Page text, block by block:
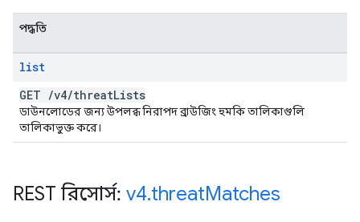
পদ্ধতি
list
GET /v4/threatLists
ডাউনলোডের জন্য উপলব্ধ নিরাপদ ব্রাউজিং হুমকি তালিকাগুলি
তালিকাভুক্ত করে।
REST রিসোর্স: v4.threatMatches